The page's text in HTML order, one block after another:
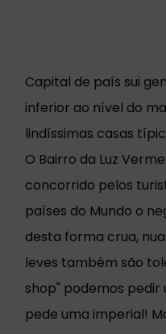
Capital de país sui
inferior ao nível do
lindíssimas casas
O Bairro da Luz
concorrido pelos
países do Mundo o
desta forma crua,
leves também são
shop" podemos
pede uma imperial!